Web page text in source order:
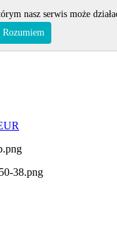
nasz serwis może
Rozumiem